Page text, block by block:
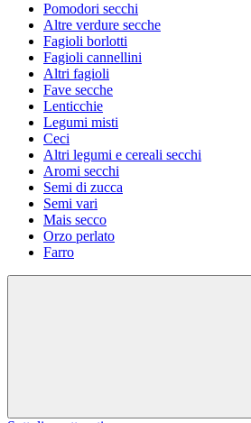
Pomodori secchi
Altre verdure secche
Fagioli borlotti
Fagioli cannellini
Altri fagioli
Fave secche
Lenticchie
Legumi misti
Ceci
Altri legumi e cereali secchi
Aromi secchi
Semi di zucca
Semi vari
Mais secco
Orzo perlato
Farro